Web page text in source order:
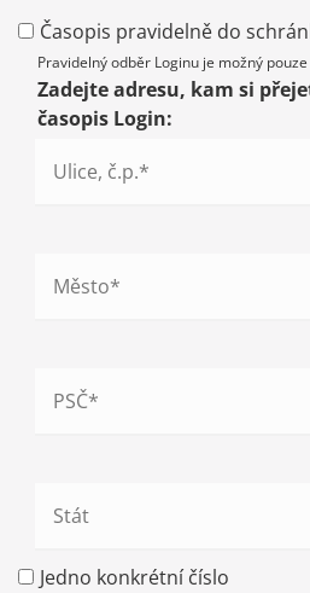
Časopis pravidelně do
Pravidelný odběr Loginu je možný
Zadejte adresu, kam si
časopis Login:
Jedno konkrétní číslo